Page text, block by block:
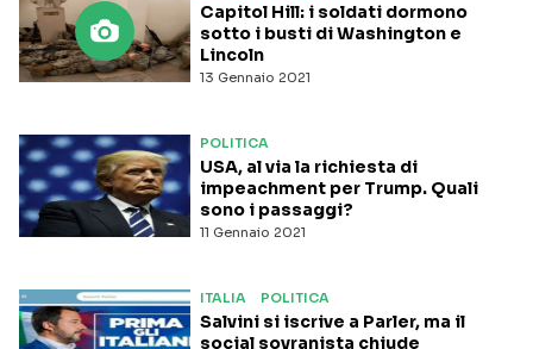
13 Gennaio 2021
Capitol Hill: i soldati dormono
sotto i busti di Washington e
Lincoln
POLITICA
11 Gennaio 2021
USA, al via la richiesta di
impeachment per Trump. Quali
sono i passaggi?
ITALIA POLITICA
Salvini si iscrive a Parler, ma il
social sovranista chiude